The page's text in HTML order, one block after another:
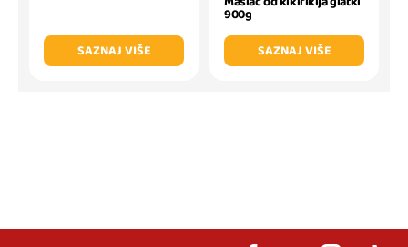
SAZNAJ VIŠE
900g
SAZNAJ VIŠE